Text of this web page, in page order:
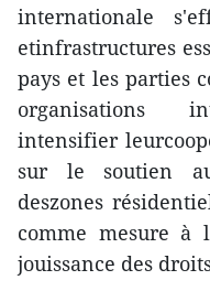
internationale
etinfrastructures
pays et les parties
organisations
intensifier
sur le soutien
deszones
comme mesure à
jouissance des